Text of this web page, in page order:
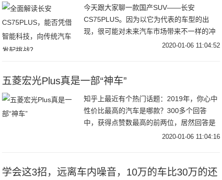
今天跟大家聊一款国产SUV——长安
CS75PLUS。因为以它为代表的车型的出
现，很可能对未来汽车市场带来不一样的冲
击。我们把话题留到最后，先来看看这款车
2020-01-06 11:04:52
五菱宏光Plus真是一部“神车”
知乎上最近有个热门话题：2019年，你心中
性价比最高的汽车是哪款？300多个回答
中，获得点赞数最高的前两位，居然回答是
同一个品牌：五菱。一位说的是五菱宏光
2020-01-06 11:04:16
学会这3招，远离车内噪音，10万的车比30万的还